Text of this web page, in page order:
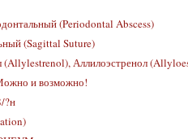
(Periodontal Abscess)
(Sagittal Suture)
(Allylestrenol), Аллилоэстренол
и возможно!
?н